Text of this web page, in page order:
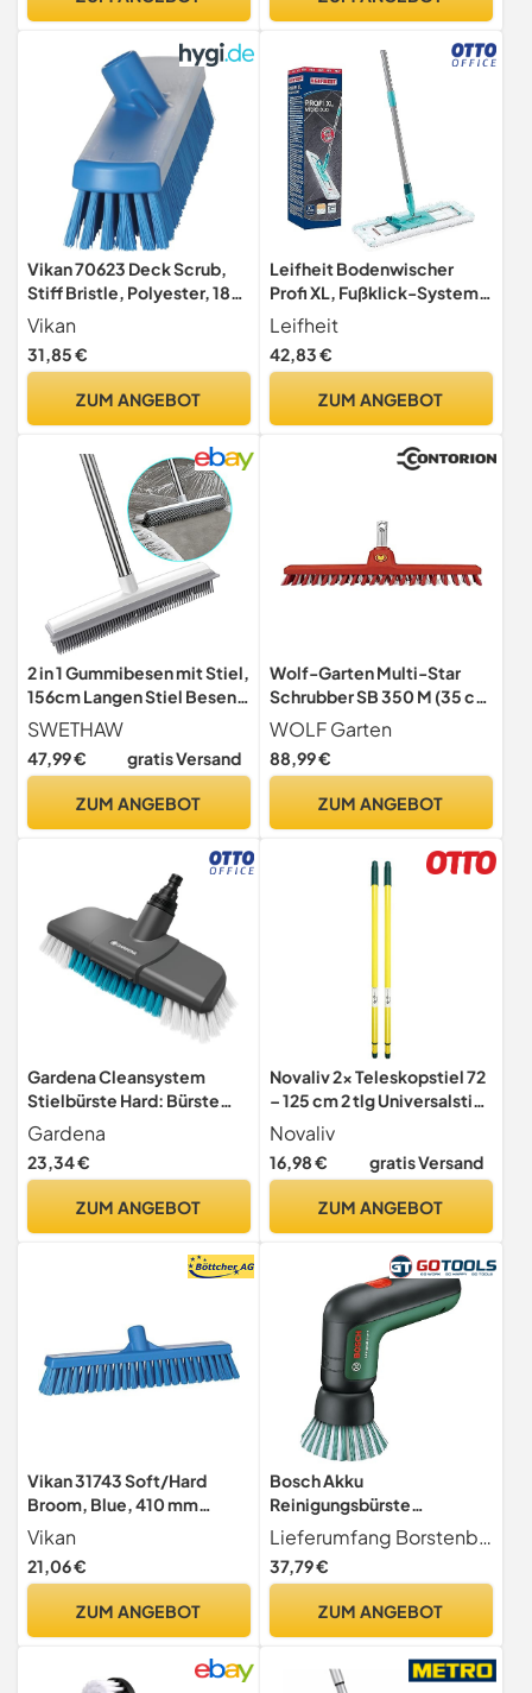
Aussenbereich, Aussen
Vikan 70623 Deck Scrub,
Stiff Bristle, Polyester, 18-
1/2", Blue
Vikan
31,85 €
ZUM ANGEBOT
Leifheit Bodenwischer
Profi XL, Fußklick-System,
Wischmopp 42 cm,
waschbar
Leifheit
42,83 €
ZUM ANGEBOT
2 in 1 Gummibesen mit Stiel,
156cm Langen Stiel Besen
zum Entfernen von Tiere
Katzen Hunde Haare
Teppichbürste
Innen- und Außenbereich
SWETHAW
47,99 € gratis Versand
ZUM ANGEBOT
Wolf-Garten Multi-Star
Schrubber SB 350 M (35 cm
Arbeitsbreite, robuste
Borsten, entfernt Moos &
Schmutz, ideal Terrasse,
passend für Multi-Star-
WOLF Garten
88,99 €
ZUM ANGEBOT
Gardena Cleansystem
Stielbürste Hard: Bürste
zum intensiven Reinigen
von unempfindlichen
Oberflächen,
Borsten, Anschluss an
größere Flächen (18816-20)
Gardena
23,34 €
ZUM ANGEBOT
Novaliv 2x Teleskopstiel 72
– 125 cm 2 tlg Universalstiel
Stab Ersatzstiel Besenstiel
mit Gewinde Ersatzteil Stiel
Ersatz Teleskopstange
Novaliv
16,98 € gratis Versand
ZUM ANGEBOT
Vikan 31743 Soft/Hard
Broom, Blue, 410 mm
Length, 90 mm Width, 120
mm Height
Vikan
21,06 €
ZUM ANGEBOT
Bosch Akku
Reinigungsbürste
UniversalBrush (integrierter
3,6-V-Akku, 1 Micro-USB-
Kabel und 4
enthalten, im Karton)
Lieferumfang Borstenbürste (1 600 A02 3KW);Detailbürste (1 600 A02 3KY);Padhalter mit Kletthaken (1 600 A02 3KX);Mikrofaserpad, nicht scheuernd (1 600 A02 3KZ);Hochleistungspad, scheuernd (1 600 A02 3L1);Micro-USB-Kabel (1 607 000 CG9);Kartonschachtel
37,79 €
ZUM ANGEBOT